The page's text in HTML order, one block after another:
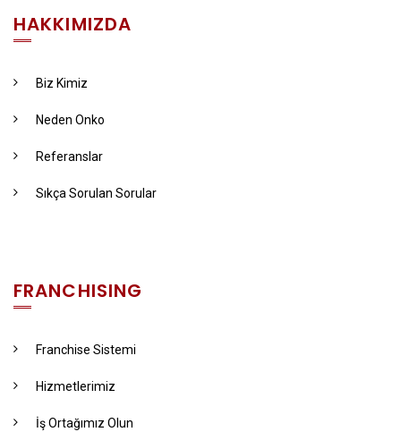
HAKKIMIZDA
Biz Kimiz
Neden Onko
Referanslar
Sıkça Sorulan Sorular
FRANCHISING
Franchise Sistemi
Hizmetlerimiz
İş Ortağımız Olun